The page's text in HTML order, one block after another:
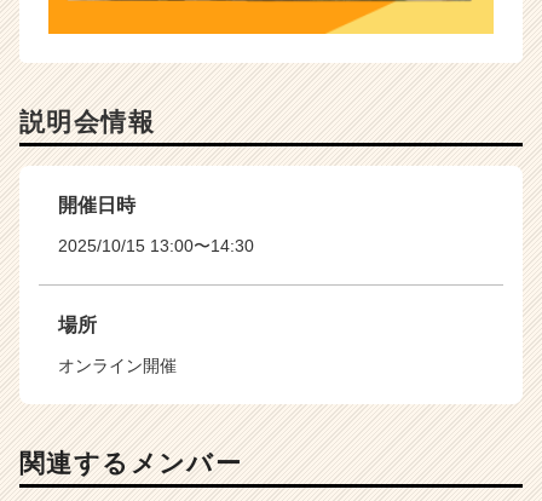
説明会情報
開催日時
2025/10/15 13:00〜14:30
場所
オンライン開催
関連するメンバー